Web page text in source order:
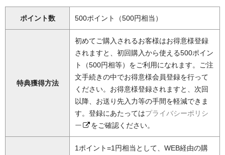
ポイント数 500ポイント（500円相当）
特典獲得方法
初めてご購入されるお客様はお得意様登録
されますと、初回購入から使える500ポイン
ト（500円相等）をご利用になれます。ご注
文手続きの中でお得意様会員登録を行って
ください。お得意様登録されますと、次回
以降、お送り先入力等の手間を軽減できま
す。登録にあたってはプライバシーポリシ
ー
をご確認ください。
1ポイント=1円相当として、WEB経由の購